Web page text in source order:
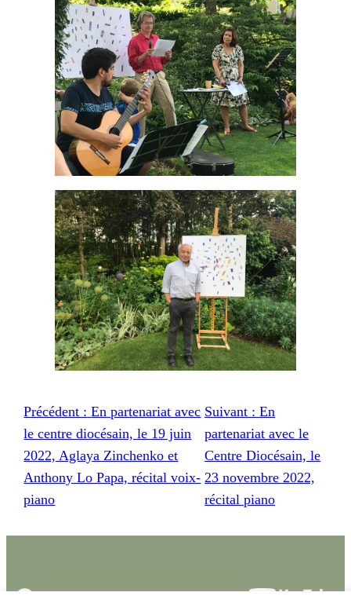
Précédent : En partenariat avec
le centre diocésain, le 19 juin
2022, Aglaya Zinchenko et
Anthony Lo Papa, récital voix-
piano
Suivant : En
partenariat avec le
Centre Diocésain, le
23 novembre 2022,
récital piano